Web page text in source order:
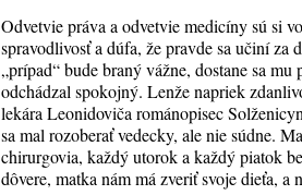
Odvetvie práva a odvetvie medicíny sú si
spravodlivosť a dúfa, že pravde sa učiní
„prípad“ bude braný vážne, dostane sa
odchádzal spokojný. Lenže napriek
lekára Leonidoviča románopisec
sa mal rozoberať vedecky, ale nie súdne.
chirurgovia, každý utorok a každý piatok
dôvere, matka nám má zveriť svoje dieťa,